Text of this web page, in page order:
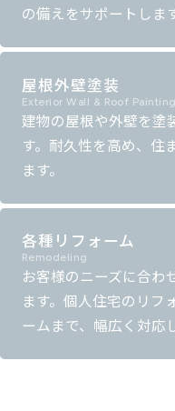
の備えをサポートします
屋根外壁塗装
Exterior Wall & Roof Painting
建物の屋根や外壁を塗
す。 耐久性を高め、住
ます。
各種リフォーム
Remodeling
お客様のニーズに合わ
ます。個人住宅のリフ
ームまで、幅広く対応